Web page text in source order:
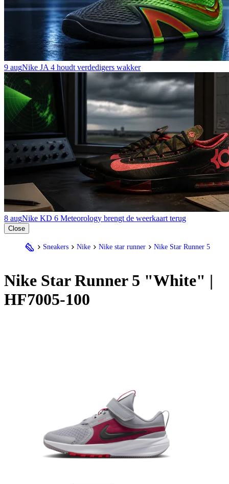
9 augNike JA 4 houdt verdedigers wakker
8 augNike KD 6 Meteorology brengt de weerkaart terug
Close
Sneakers Nike Nike star runner Nike Star Runner 5
Nike Star Runner 5 "White" |
HF7005-100